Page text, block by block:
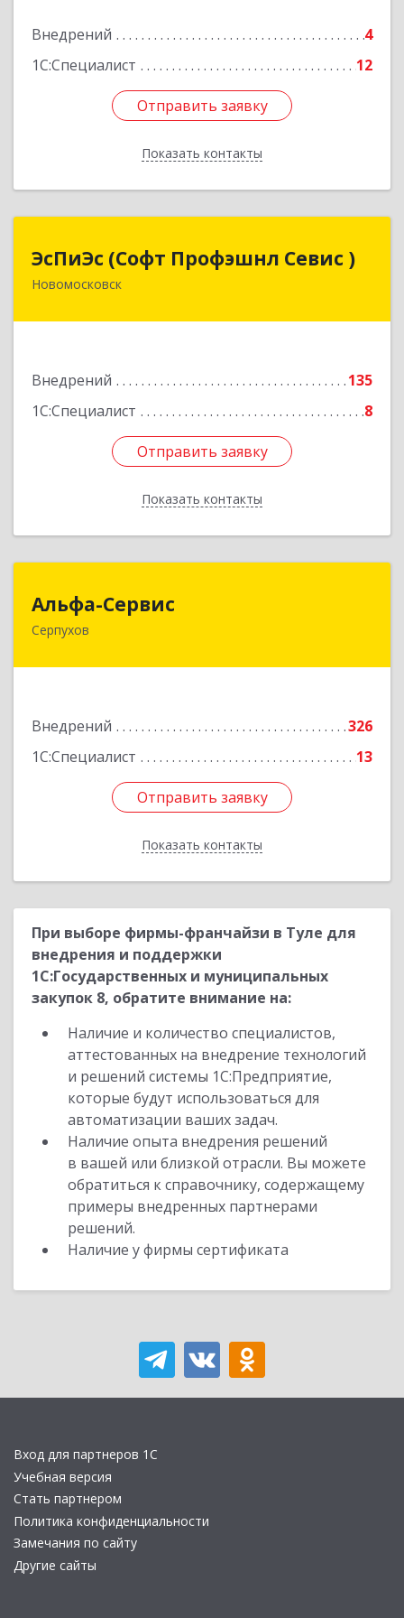
Внедрений
4
1С:Специалист
12
Отправить заявку
Показать контакты
Отправить заявку
Назад
ЭсПиЭс (Софт Профэшнл Севис )
Новомосковск
Внедрений
135
1С:Специалист
8
Отправить заявку
Показать контакты
ЭсПиЭс (Софт Профэшнл Севис )
301659, Тульская обл, Новомосковский р-н,
Отправить заявку
Назад
Альфа-Сервис
Серпухов
Внедрений
326
1С:Специалист
13
Отправить заявку
Показать контакты
Отправить заявку
Назад
При выборе фирмы-франчайзи в Туле для
внедрения и поддержки
1С:Государственных и муниципальных
закупок 8, обратите внимание на:
Наличие и количество специалистов,
аттестованных на внедрение технологий
и решений системы 1С:Предприятие,
которые будут использоваться для
автоматизации ваших задач.
Наличие опыта внедрения решений
в вашей или близкой отрасли. Вы можете
обратиться к справочнику, содержащему
примеры внедренных партнерами
решений.
Наличие у фирмы сертификата
Вход для партнеров 1С
Учебная версия
Стать партнером
Политика конфиденциальности
Замечания по сайту
Другие сайты